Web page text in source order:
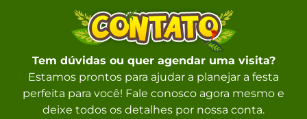
Tem dúvidas ou quer agendar uma visita?
Estamos prontos para ajudar a planejar a festa
perfeita para você! Fale conosco agora mesmo e
deixe todos os detalhes por nossa conta.